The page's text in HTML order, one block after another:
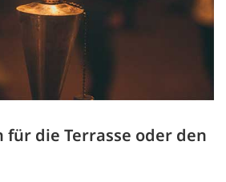
die Terrasse oder den